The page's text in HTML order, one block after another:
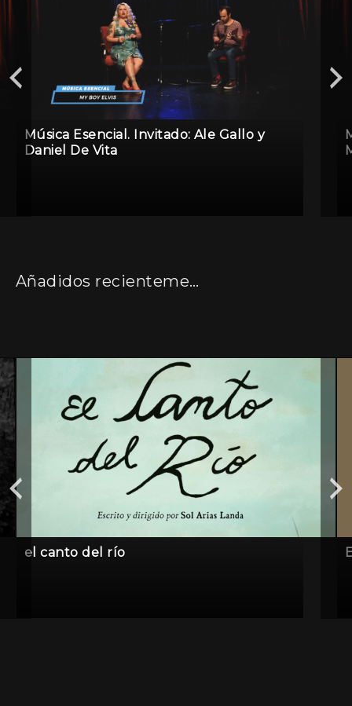
Música Esencial. Invitado: Ale Gallo y
Daniel De Vita
Añadidos recientemente
el canto del río